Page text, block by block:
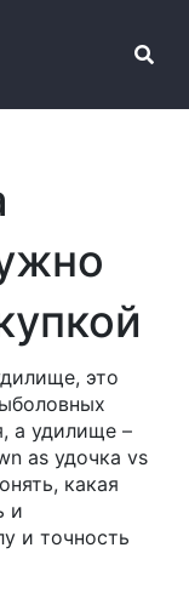
, это
а удилище –
as удочка vs
какая
и
и точность